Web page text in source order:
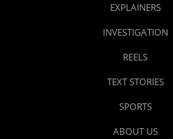
EXPLAINERS
INVESTIGATION
REELS
TEXT STORIES
SPORTS
ABOUT US